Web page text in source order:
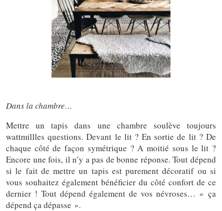
Dans la chambre…
Mettre un tapis dans une chambre soulève toujours
wattmillles questions. Devant le lit ? En sortie de lit ? De
chaque côté de façon symétrique ? A moitié sous le lit ?
Encore une fois, il n’y a pas de bonne réponse. Tout dépend
si le fait de mettre un tapis est purement décoratif ou si
vous souhaitez également bénéficier du côté confort de ce
dernier ! Tout dépend également de vos névroses… « ça
dépend ça dépasse ».